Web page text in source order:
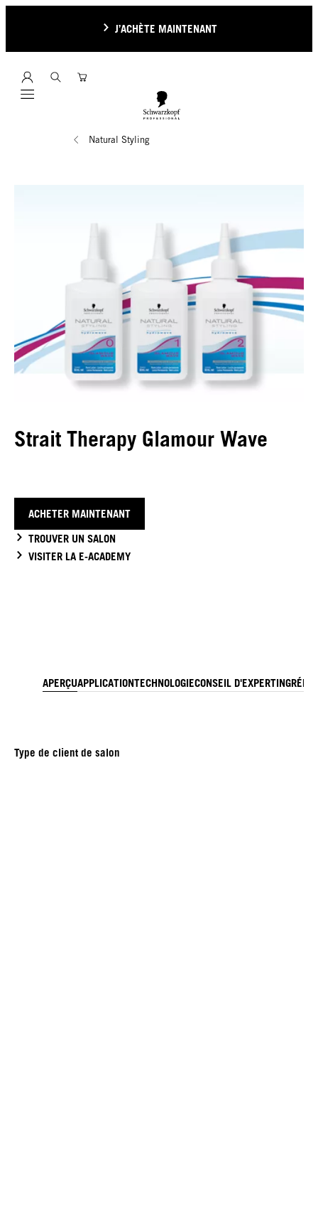
J’ACHÈTE MAINTENANT
Mobile navigation
Natural Styling
Strait Therapy Glamour Wave
ACHETER MAINTENANT
TROUVER UN SALON
VISITER LA E-ACADEMY
APERÇUAPPLICATIONTECHNOLOGIECONSEIL D'EXPERT
Type de client de salon